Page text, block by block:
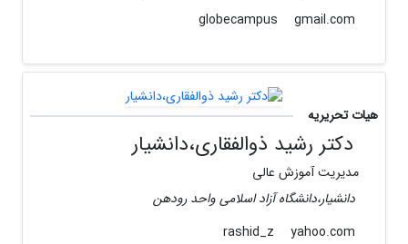
gmail.com
هیات تحریریه
دکتر رشید ذوالفقاری،دانشیار
مدیریت آموزش عالی
دانشیار،دانشگاه آزاد اسلامی واحد رودهن
yahoo.com